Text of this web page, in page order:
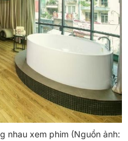
nhau xem phim (Nguồn ảnh: